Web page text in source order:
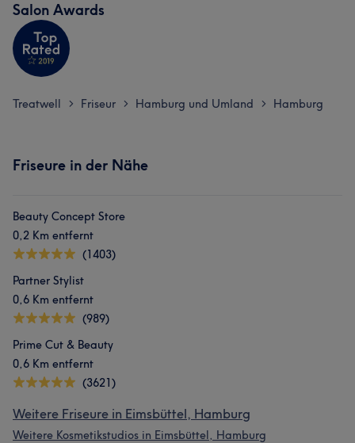
Salon Awards
Treatwell > Friseur > Hamburg und Umland > Hamburg
Friseure in der Nähe
Beauty Concept Store
0,2 Km entfernt
(1403)
Partner Stylist
0,6 Km entfernt
(989)
Prime Cut & Beauty
0,6 Km entfernt
(3621)
Weitere Friseure in Eimsbüttel, Hamburg
Weitere Kosmetikstudios in Eimsbüttel, Hamburg